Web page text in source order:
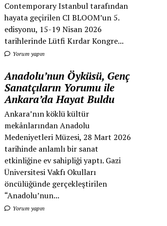
Contemporary Istanbul tarafından
hayata geçirilen CI BLOOM’un 5.
edisyonu, 15-19 Nisan 2026
tarihlerinde Lütfi Kırdar Kongre...
Yorum yapın
Anadolu’nun Öyküsü, Genç
Sanatçıların Yorumu ile
Ankara’da Hayat Buldu
Ankara’nın köklü kültür
mekânlarından Anadolu
Medeniyetleri Müzesi, 28 Mart 2026
tarihinde anlamlı bir sanat
etkinliğine ev sahipliği yaptı. Gazi
Üniversitesi Vakfı Okulları
öncülüğünde gerçekleştirilen
“Anadolu’nun...
Yorum yapın